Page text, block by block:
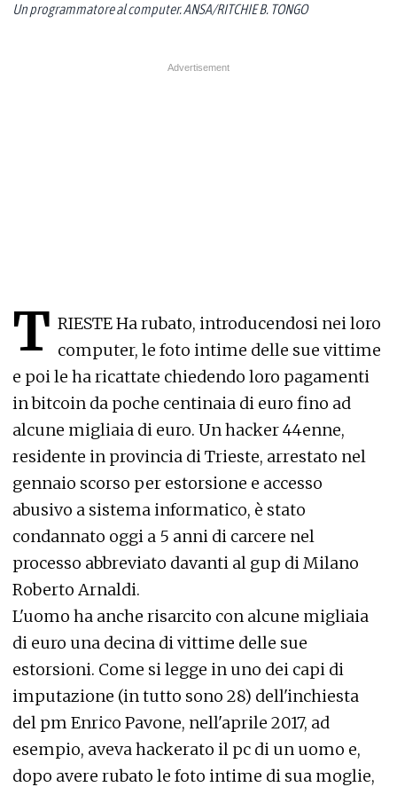
Un programmatore al computer. ANSA/RITCHIE B. TONGO
T RIESTE Ha rubato, introducendosi nei loro
computer, le foto intime delle sue vittime
e poi le ha ricattate chiedendo loro pagamenti
in bitcoin da poche centinaia di euro fino ad
alcune migliaia di euro. Un hacker 44enne,
residente in provincia di Trieste, arrestato nel
gennaio scorso per estorsione e accesso
abusivo a sistema informatico, è stato
condannato oggi a 5 anni di carcere nel
processo abbreviato davanti al gup di Milano
Roberto Arnaldi.
L'uomo ha anche risarcito con alcune migliaia
di euro una decina di vittime delle sue
estorsioni. Come si legge in uno dei capi di
imputazione (in tutto sono 28) dell'inchiesta
del pm Enrico Pavone, nell'aprile 2017, ad
esempio, aveva hackerato il pc di un uomo e,
dopo avere rubato le foto intime di sua moglie,